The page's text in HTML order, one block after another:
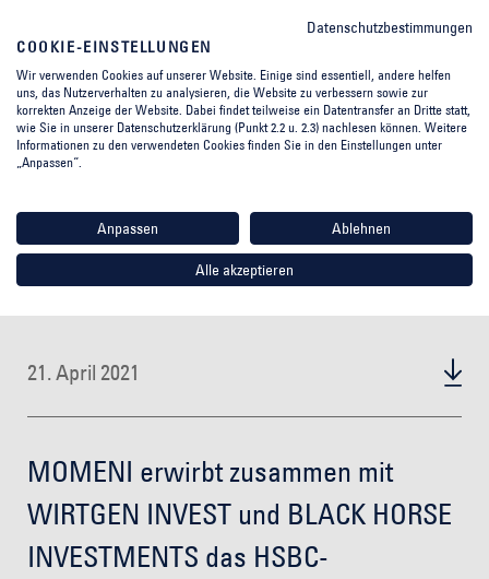
21. April 2021
MOMENI erwirbt zusammen mit
WIRTGEN INVEST und BLACK HORSE
INVESTMENTS das HSBC-
Datenschutzbestimmungen
COOKIE-EINSTELLUNGEN
Wir verwenden Cookies auf unserer Website. Einige sind essentiell, andere helfen
uns, das Nutzerverhalten zu analysieren, die Website zu verbessern sowie zur
korrekten Anzeige der Website. Dabei findet teilweise ein Datentransfer an Dritte statt,
wie Sie in unserer Datenschutzerklärung (Punkt 2.2 u. 2.3) nachlesen können. Weitere
Informationen zu den verwendeten Cookies finden Sie in den Einstellungen unter
„Anpassen“.
Anpassen Ablehnen
Alle akzeptieren